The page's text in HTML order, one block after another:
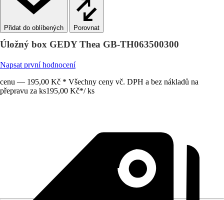
Porovnat
Úložný box GEDY Thea GB-TH063500300
Napsat první hodnocení
cenu — 195,00 Kč * Všechny ceny vč. DPH a bez nákladů na
přepravu za ks195,00 Kč*/ ks